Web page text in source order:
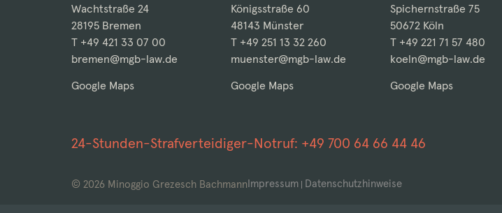
Wachtstraße 24
28195 Bremen
T +49 421 33 07 00
bremen@mgb-law.de
Google Maps
Königsstraße 60
48143 Münster
T +49 251 13 32 260
muenster@mgb-law.de
Google Maps
Spichernstraße 75
50672 Köln
T +49 221 71 57 480
koeln@mgb-law.de
Google Maps
24-Stunden-Strafverteidiger-Notruf: +49 700 64 66 44 46
© 2026 Minoggio Grezesch BachmannImpressum Datenschutzhinweise